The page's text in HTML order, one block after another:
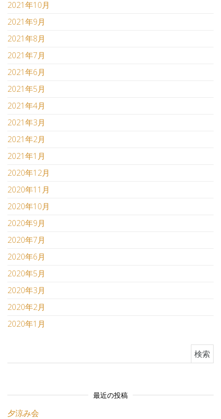
2021年10月
2021年9月
2021年8月
2021年7月
2021年6月
2021年5月
2021年4月
2021年3月
2021年2月
2021年1月
2020年12月
2020年11月
2020年10月
2020年9月
2020年7月
2020年6月
2020年5月
2020年3月
2020年2月
2020年1月
最近の投稿
夕涼み会